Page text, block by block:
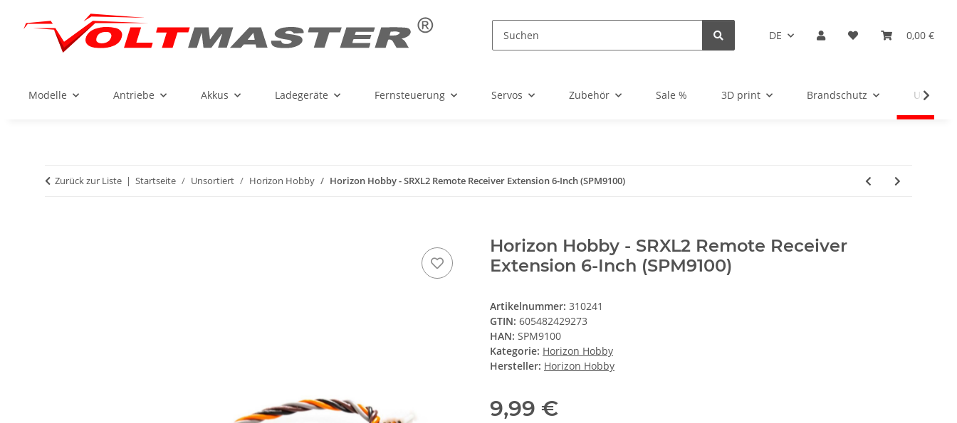
DE 0,00 €
Modelle Antriebe Akkus Ladegeräte Fernsteuerung Servos Zubehör Sale % 3D print Brandschutz
Zurück zur Liste Startseite Unsortiert Horizon Hobby Horizon Hobby - SRXL2 Remote Receiver Extension 6-Inch (SPM9100)
Horizon Hobby - SRXL2 Remote Receiver
Extension 6-Inch (SPM9100)
Artikelnummer: 310241
GTIN: 605482429273
HAN: SPM9100
Kategorie: Horizon Hobby
Hersteller: Horizon Hobby
9,99 €